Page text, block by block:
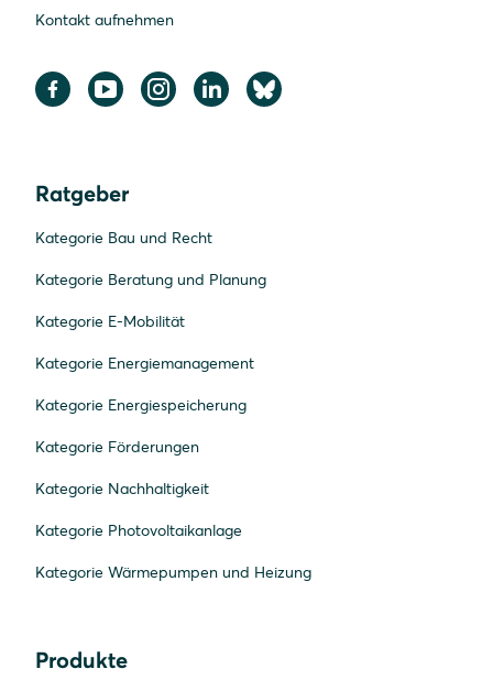
Kontakt aufnehmen
Ratgeber
Kategorie Bau und Recht
Kategorie Beratung und Planung
Kategorie E-Mobilität
Kategorie Energiemanagement
Kategorie Energiespeicherung
Kategorie Förderungen
Kategorie Nachhaltigkeit
Kategorie Photovoltaikanlage
Kategorie Wärmepumpen und Heizung
Produkte